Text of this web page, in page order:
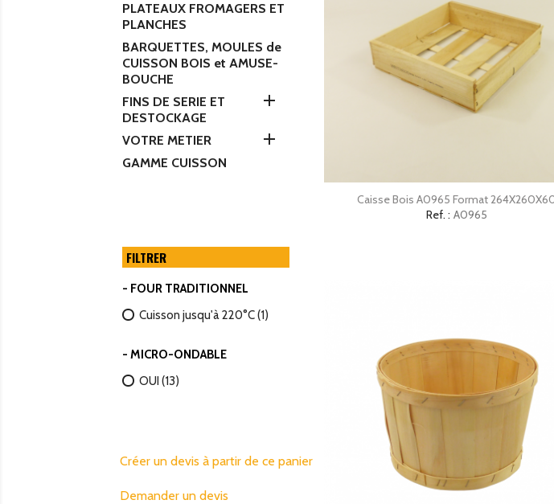
PLATEAUX FROMAGERS ET
PLANCHES
BARQUETTES, MOULES de
CUISSON BOIS et AMUSE-
BOUCHE
FINS DE SERIE ET
DESTOCKAGE

VOTRE METIER 
GAMME CUISSON
FILTRER
- FOUR TRADITIONNEL
Cuisson jusqu'à 220°C(1)
- MICRO-ONDABLE
OUI (13)
Créer un devis à partir de ce panier
Demander un devis
Caisse Bois A0965 Format
Ref. : A0965
Aperçu rapide